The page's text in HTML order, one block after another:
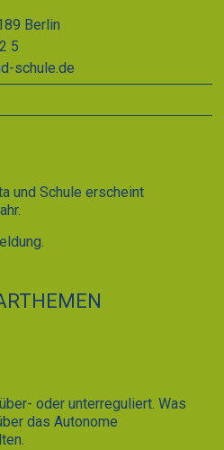
Berlin
5
schule.de
und Schule erscheint
oder unterreguliert. Was
das Autonome